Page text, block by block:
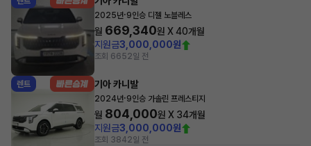
2025년·9인승 디젤 노블레스
월 669,340원 X40개월
지원금3,000,000원
조회 6652일 전
렌트 기아 카니발
2024년·9인승 가솔린 프레스티지
월 804,000원 X 34개월
지원금3,000,000원
조회 3842일 전